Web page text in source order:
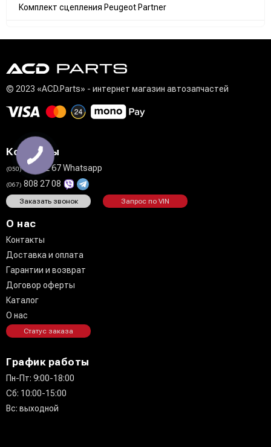
Комплект сцепления Peugeot Partner
© 2023 «ACD.Parts» - интернет магазин автозапчастей
Контакты
(050)711 02 67 Whatsapp
(067) 808 27 08
Заказать звонок Запрос по VIN
О нас
Контакты
Доставка и оплата
Гарантии и возврат
Договор оферты
Каталог
О нас
Статус заказа
График работы
Пн-Пт: 9:00-18:00
Сб: 10:00-15:00
Вс: выходной